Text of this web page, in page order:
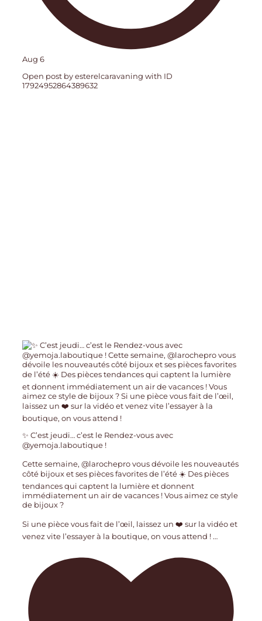
Aug 6
Open post by esterelcaravaning with ID
17924952864389632
✨ C’est jeudi… c’est le Rendez-vous avec
@yemoja.laboutique !
Cette semaine, @larochepro vous dévoile les nouveautés
côté bijoux et ses pièces favorites de l’été ☀️ Des pièces
tendances qui captent la lumière et donnent
immédiatement un air de vacances ! Vous aimez ce style
de bijoux ?
Si une pièce vous fait de l’œil, laissez un ❤️ sur la vidéo et
venez vite l’essayer à la boutique, on vous attend ! …